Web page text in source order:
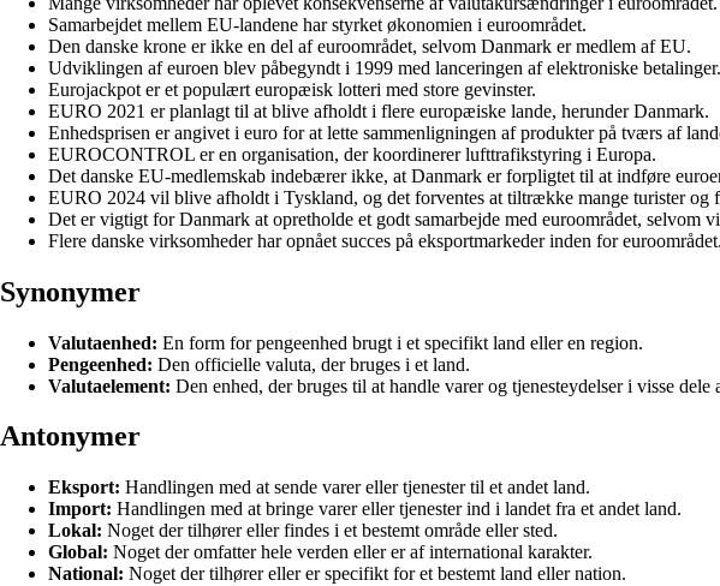
Samarbejdet mellem EU-landene har styrket økonomien i euroområdet.
Den danske krone er ikke en del af euroområdet, selvom Danmark er medlem af EU.
Udviklingen af euroen blev påbegyndt i 1999 med lanceringen af elektroniske betalinger.
Eurojackpot er et populært europæisk lotteri med store gevinster.
EURO 2021 er planlagt til at blive afholdt i flere europæiske lande, herunder Danmark.
Enhedsprisen er angivet i euro for at lette sammenligningen af produkter på tværs af
EUROCONTROL er en organisation, der koordinerer lufttrafikstyring i Europa.
Det danske EU-medlemskab indebærer ikke, at Danmark er forpligtet til at indføre
EURO 2024 vil blive afholdt i Tyskland, og det forventes at tiltrække mange turister og
Det er vigtigt for Danmark at opretholde et godt samarbejde med euroområdet, selvom
Flere danske virksomheder har opnået succes på eksportmarkeder inden for euroområdet.
Synonymer
Valutaenhed: En form for pengeenhed brugt i et specifikt land eller en region.
Pengeenhed: Den officielle valuta, der bruges i et land.
Valutaelement: Den enhed, der bruges til at handle varer og tjenesteydelser i visse dele
Antonymer
Eksport: Handlingen med at sende varer eller tjenester til et andet land.
Import: Handlingen med at bringe varer eller tjenester ind i landet fra et andet land.
Lokal: Noget der tilhører eller findes i et bestemt område eller sted.
Global: Noget der omfatter hele verden eller er af international karakter.
National: Noget der tilhører eller er specifikt for et bestemt land eller nation.